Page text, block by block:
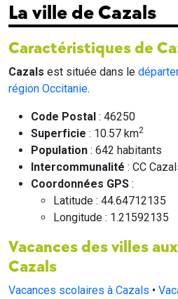
La ville de Cazals
Caractéristiques de
Cazals est située dans le
région Occitanie.
Code Postal : 46250
Superficie : 10.57 km2
Population : 642 habitants
Intercommunalité : CC
Coordonnées GPS :
Latitude : 44.64712135
Longitude : 1.21592135
Vacances des villes
Cazals
Vacances scolaires à Cazals •